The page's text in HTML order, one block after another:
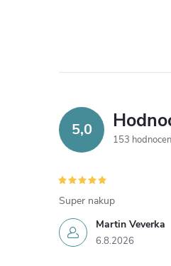
5,0
153
Martin Veverka
6.8.2026
Super nakup